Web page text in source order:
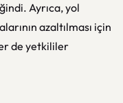
Ayrıca, yol
azaltılması için
de yetkililer